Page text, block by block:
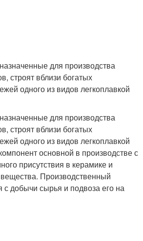
для производства
строят вблизи богатых
одного из видов легкоплавкой
для производства
строят вблизи богатых
одного из видов легкоплавкой
основной в производстве с
присутствия в керамике и
Производственный
с добычи сырья и подвоза его на